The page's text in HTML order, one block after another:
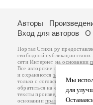
Мы
для
Авторы
Вход для авторов
О
Портал Стихи.ру
свободной публикации своих
сети Интернет на основании
Все авторские права на
и охраняются законом
.
только с согласия его
обратиться на его авторской
тексты произведений авторы
основанииправил публикации